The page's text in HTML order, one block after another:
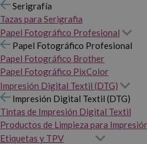
Serigrafía
Tazas para Serigrafia
Papel Fotográfico Profesional
Papel Fotográfico Profesional
Papel Fotográfico Brother
Papel Fotográfico PixColor
Impresión Digital Textil (DTG)
Impresión Digital Textil (DTG)
Tintas de Impresión Digital Textil
Productos de Limpieza para
Etiquetas y TPV